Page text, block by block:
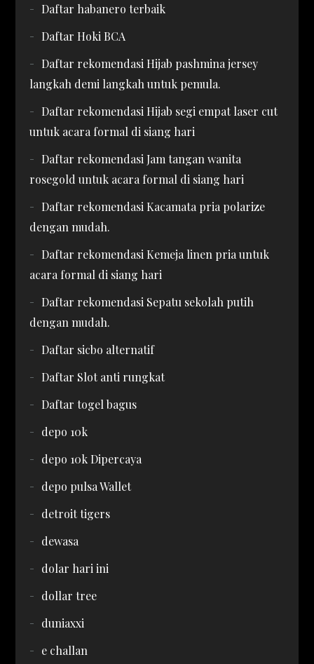
Daftar habanero terbaik
Daftar Hoki BCA
Daftar rekomendasi Hijab pashmina jersey
langkah demi langkah untuk pemula.
Daftar rekomendasi Hijab segi empat laser cut
untuk acara formal di siang hari
Daftar rekomendasi Jam tangan wanita
rosegold untuk acara formal di siang hari
Daftar rekomendasi Kacamata pria polarize
dengan mudah.
Daftar rekomendasi Kemeja linen pria untuk
acara formal di siang hari
Daftar rekomendasi Sepatu sekolah putih
dengan mudah.
Daftar sicbo alternatif
Daftar Slot anti rungkat
Daftar togel bagus
depo 10k
depo 10k Dipercaya
depo pulsa Wallet
detroit tigers
dewasa
dolar hari ini
dollar tree
duniaxxi
e challan